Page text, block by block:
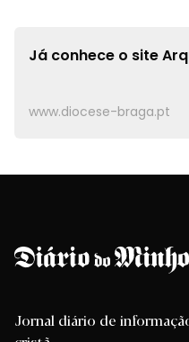
Já conhece o site
www.diocese-braga.pt
Jornal diário de